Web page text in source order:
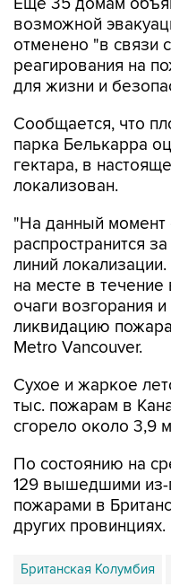
возможной
отменено "в связи
реагирования на
для жизни и
Сообщается, что
парка Белькарра
гектара, в
локализован.
"На данный момент
распространится
линий
на месте в
очаги возгорания
ликвидацию
Metro Vancouver.
Сухое и жаркое
тыс. пожарам в
сгорело около 3,9
По состоянию на
129 вышедшими из-
пожарами в
других провинциях.
Британская Колумбия